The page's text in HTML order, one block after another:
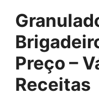
Preço –
Receitas